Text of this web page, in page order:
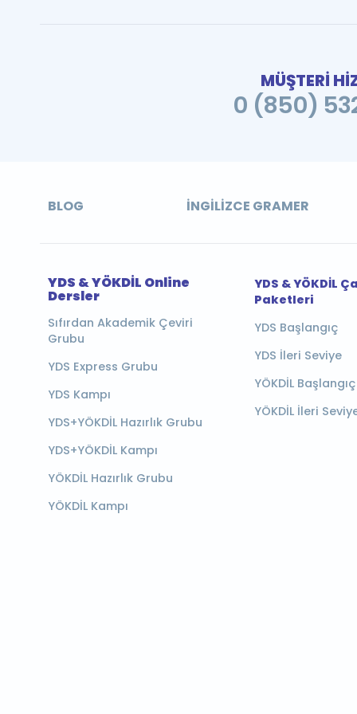
MÜŞTERİ
0 (850)
BLOG İNGILIZCE GRAMER
YDS & YÖKDİL Online
Dersler
Sıfırdan Akademik Çeviri
Grubu
YDS Express Grubu
YDS Kampı
YDS+YÖKDİL Hazırlık Grubu
YDS+YÖKDİL Kampı
YÖKDİL Hazırlık Grubu
YÖKDİL Kampı
YDS & YÖKDİL
Paketleri
YDS Başlangıç
YDS İleri Seviye
YÖKDİL Başlangıç
YÖKDİL İleri